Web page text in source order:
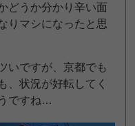
どうか分かり辛い面
りマシになったと思
いですが、京都でも
、状況が好転してく
ですね…